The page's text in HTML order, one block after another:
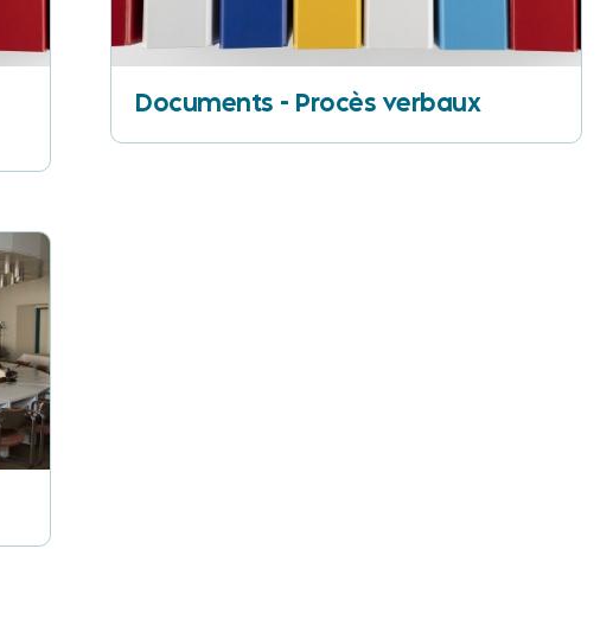
Documents - Procès verbaux